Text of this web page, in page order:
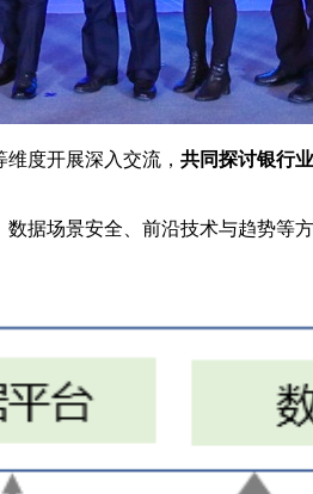
度开展深入交流， 共同探讨银行
据场景安全、前沿技术与趋势等